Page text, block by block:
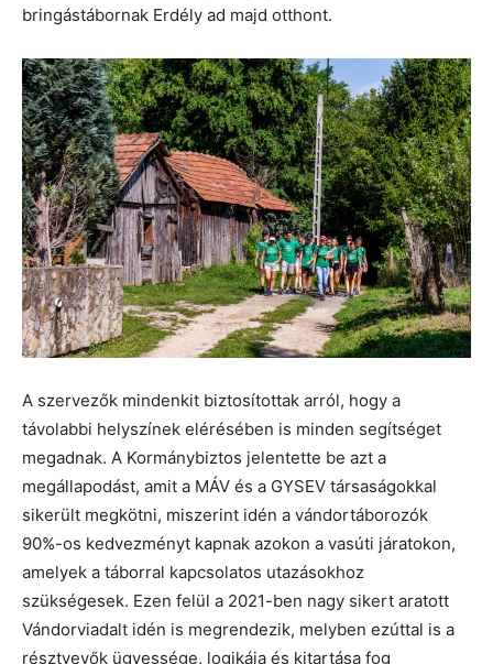
bringástábornak Erdély ad majd otthont.
A szervezők mindenkit biztosítottak arról, hogy a
távolabbi helyszínek elérésében is minden segítséget
megadnak. A Kormánybiztos jelentette be azt a
megállapodást, amit a MÁV és a GYSEV társaságokkal
sikerült megkötni, miszerint idén a vándortáborozók
90%-os kedvezményt kapnak azokon a vasúti járatokon,
amelyek a táborral kapcsolatos utazásokhoz
szükségesek. Ezen felül a 2021-ben nagy sikert aratott
Vándorviadalt idén is megrendezik, melyben ezúttal is a
résztvevők ügyessége, logikája és kitartása fog